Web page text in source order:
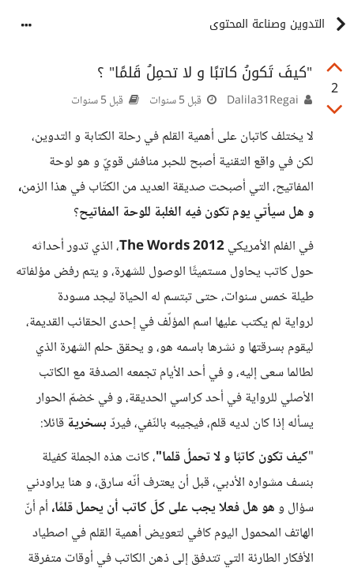
التدوين وصناعة المحتوى
2
"كيفَ تَكونُ كاتبًا و لا تحمِلُ قَلمًا" ؟
قبل 5 سنوات قبل 5 سنوات
لا يختلف كاتبان على أهمية القلم في رحلة الكتابة و التدوين،
لكن في واقع التقنية أصبح للحبر منافسٌ قويّ و هو لوحة
المفاتيح، التي أصبحت صديقة العديد من الكتّاب في هذا الزمن،
و هل سيأتي يوم تكون فيه الغلبة للوحة المفاتيح؟
في الفلم الأمريكيThe Words 2012، الذي تدور أحداثه
حول كاتب يحاول مستميتًا الوصول للشهرة، و يتم رفض مؤلفاته
طيلة خمس سنوات، حتى تبتسم له الحياة ليجد مسودة
لرواية لم يكتب عليها اسم المؤلّف في إحدى الحقائب القديمة،
ليقوم بسرقتها و نشرها باسمه هو، و يحقق حلم الشهرة الذي
لطالما سعى إليه، و في أحد الأيام تجمعه الصدفة مع الكاتب
الأصلي للرواية في أحد كراسي الحديقة، و في خضمّ الحوار
يسأله إذا كان لديه قلم، فيجيبه بالنّفي، فيردّبسخرية قائلا:
"كيف تكون كاتبًا و لا تحملُ قلما"، كانت هذه الجملة كفيلة
بنسف مشواره الأدبي، قبل أن يعترف أنّه سارق، و هنا يراودني
سؤال وهو هل فعلا يجبعلى كلّ كاتب أن يحمل قلمًا، أم أنّ
الهاتف المحمول اليوم كافي لتعويض أهمية القلم في اصطياد
الأفكار الطارئة التي تتدفق إلى ذهن الكاتب في أوقات متفرقة